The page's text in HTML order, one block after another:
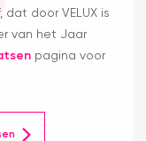
door VELUX is
van het Jaar
pagina voor